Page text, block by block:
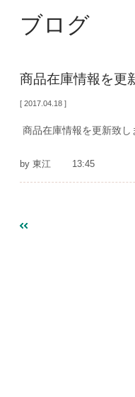
ブログ
2017.04.18
商品在庫情報を更
商品在庫情報を更新致し
by 東江 13:45